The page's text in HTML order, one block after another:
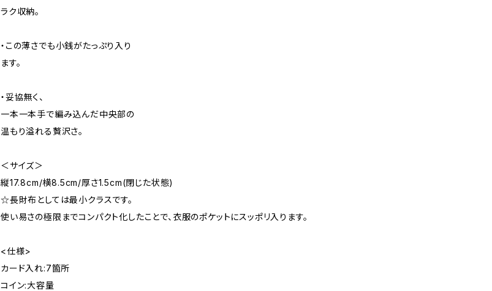
ラク収納。
・この薄さでも小銭がたっぷり入り
ます。
・妥協無く、
一本一本手で編み込んだ中央部の
温もり溢れる贅沢さ。
＜サイズ＞
縦17.8cm/横8.5cm/厚さ1.5cm(閉じた状態)
☆長財布としては最小クラスです。
使い易さの極限までコンパクト化したことで、衣服のポケットにスッポリ入ります。
<仕様>
カード入れ:7箇所
コイン:大容量